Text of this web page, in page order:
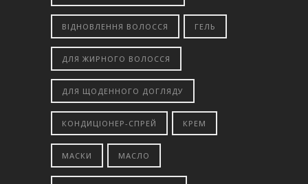
ВІДНОВЛЕННЯ ВОЛОССЯ ГЕЛЬ
ДЛЯ ЖИРНОГО ВОЛОССЯ
ДЛЯ ЩОДЕННОГО ДОГЛЯДУ
КОНДИЦІОНЕР-СПРЕЙ КРЕМ
МАСКИ МАСЛО